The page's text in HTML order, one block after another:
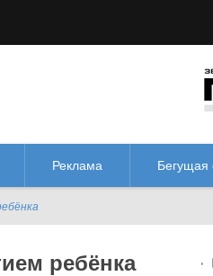
Реклама Бегущая
ребёнка